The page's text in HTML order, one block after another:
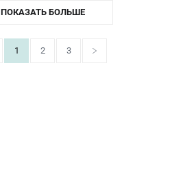
1 2 3
ПОКАЗАТЬ БОЛЬШЕ